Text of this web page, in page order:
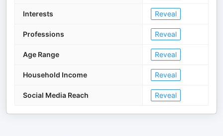
Interests Reveal
Professions Reveal
Age Range Reveal
Household Income Reveal
Social Media Reach Reveal